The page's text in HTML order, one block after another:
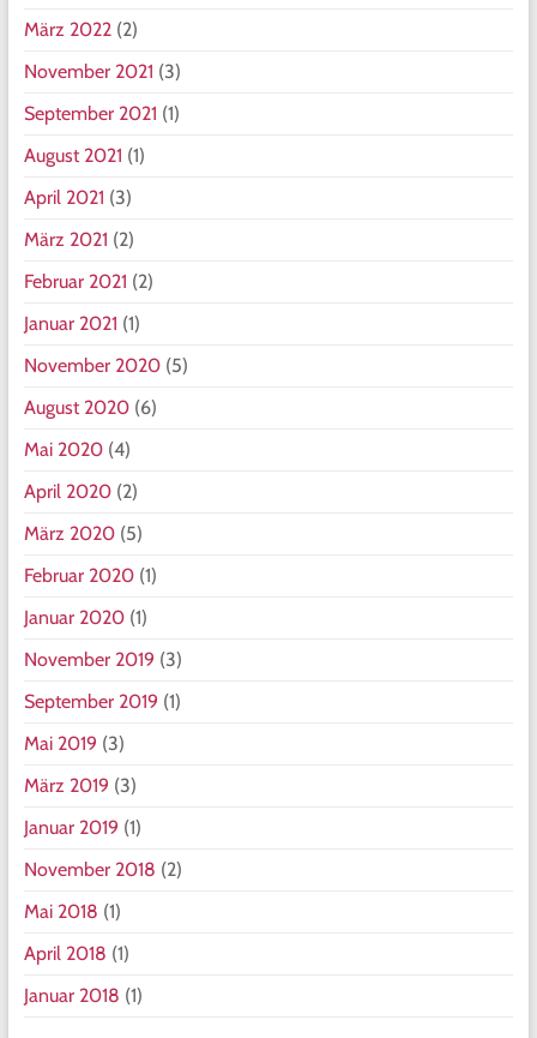
März 2022(2)
November 2021 (3)
September 2021 (1)
August 2021 (1)
April 2021 (3)
März 2021 (2)
Februar 2021 (2)
Januar 2021 (1)
November 2020(5)
August 2020(6)
Mai 2020(4)
April 2020(2)
März 2020(5)
Februar 2020(1)
Januar 2020(1)
November 2019 (3)
September 2019 (1)
Mai 2019 (3)
März 2019 (3)
Januar 2019 (1)
November 2018 (2)
Mai 2018 (1)
April 2018 (1)
Januar 2018 (1)